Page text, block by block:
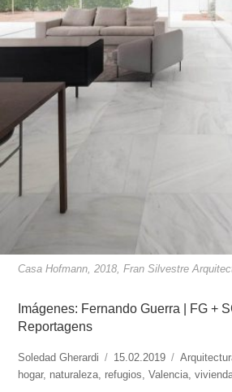
Casa Hofmann, 2018, Fran Silvestre
Imágenes: Fernando Guerra | FG +
Reportagens
https://www.experimenta.es/author/soledad-
gherardi/
Soledad Gherardi
Publicado
el
15.02.2019 Categorías
hogar, naturaleza refugios ,Valencia ,